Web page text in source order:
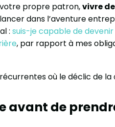
propre patron,vivre
lancer dans l’aventure
: suis-je capable de
, par rapport à mes
où le déclic de
avant de